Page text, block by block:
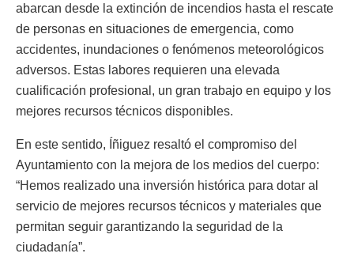
abarcan desde la extinción de incendios hasta el rescate
de personas en situaciones de emergencia, como
accidentes, inundaciones o fenómenos meteorológicos
adversos. Estas labores requieren una elevada
cualificación profesional, un gran trabajo en equipo y los
mejores recursos técnicos disponibles.
En este sentido, Íñiguez resaltó el compromiso del
Ayuntamiento con la mejora de los medios del cuerpo:
“Hemos realizado una inversión histórica para dotar al
servicio de mejores recursos técnicos y materiales que
permitan seguir garantizando la seguridad de la
ciudadanía”.